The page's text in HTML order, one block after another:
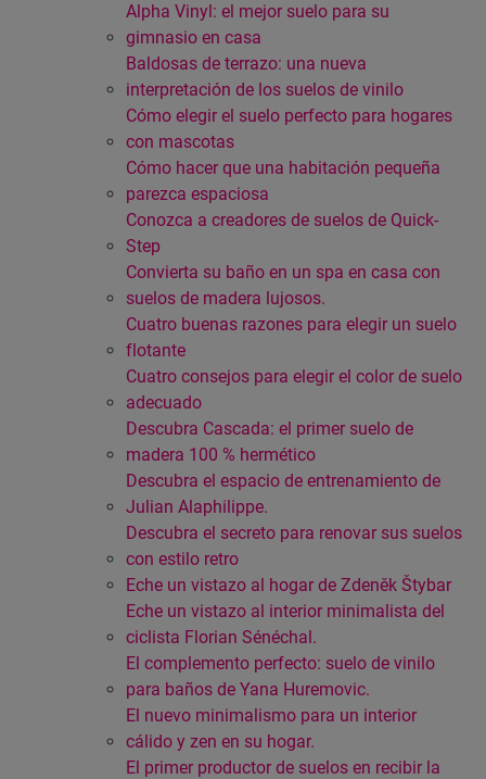
Alpha Vinyl: el mejor suelo para su
gimnasio en casa
Baldosas de terrazo: una nueva
interpretación de los suelos de vinilo
Cómo elegir el suelo perfecto para hogares
con mascotas
Cómo hacer que una habitación pequeña
parezca espaciosa
Conozca a creadores de suelos de Quick-
Step
Convierta su baño en un spa en casa con
suelos de madera lujosos.
Cuatro buenas razones para elegir un suelo
flotante
Cuatro consejos para elegir el color de suelo
adecuado
Descubra Cascada: el primer suelo de
madera 100 % hermético
Descubra el espacio de entrenamiento de
Julian Alaphilippe.
Descubra el secreto para renovar sus suelos
con estilo retro
Eche un vistazo al hogar de Zdeněk Štybar
Eche un vistazo al interior minimalista del
ciclista Florian Sénéchal.
El complemento perfecto: suelo de vinilo
para baños de Yana Huremovic.
El nuevo minimalismo para un interior
cálido y zen en su hogar.
El primer productor de suelos en recibir la